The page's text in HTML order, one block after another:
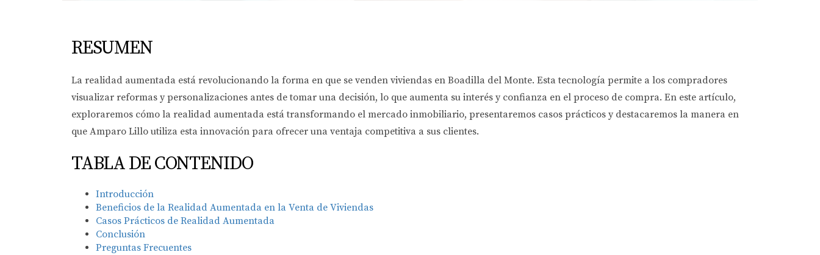
RESUMEN
La realidad aumentada está revolucionando la forma en que se venden viviendas en Boadilla del Monte. Esta tecnología permite a los compradores
visualizar reformas y personalizaciones antes de tomar una decisión, lo que aumenta su interés y confianza en el proceso de compra. En este artículo,
exploraremos cómo la realidad aumentada está transformando el mercado inmobiliario, presentaremos casos prácticos y destacaremos la manera en
que Amparo Lillo utiliza esta innovación para ofrecer una ventaja competitiva a sus clientes.
TABLA DE CONTENIDO
Introducción
Beneficios de la Realidad Aumentada en la Venta de Viviendas
Casos Prácticos de Realidad Aumentada
Conclusión
Preguntas Frecuentes